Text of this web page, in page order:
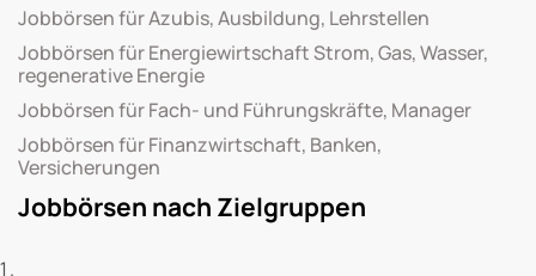
Jobbörsen für Azubis, Ausbildung, Lehrstellen
Jobbörsen für Energiewirtschaft Strom, Gas, Wasser,
regenerative Energie
Jobbörsen für Fach- und Führungskräfte, Manager
Jobbörsen für Finanzwirtschaft, Banken,
Versicherungen
Jobbörsen nach Zielgruppen